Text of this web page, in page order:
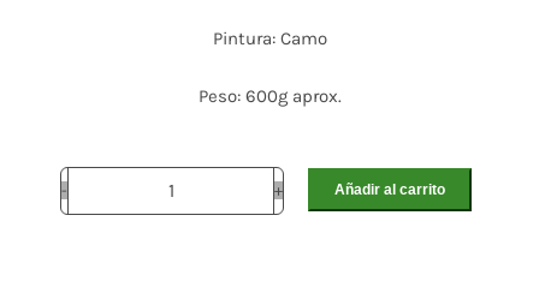
Pintura: Camo
Peso: 600g aprox.
Añadir al carrito